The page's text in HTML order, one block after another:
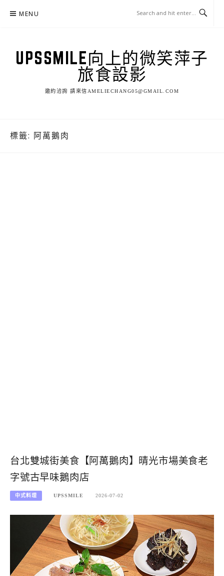
MENU
UPSSMILE向上的微笑萍子
旅食設影
邀約洽詢 請來信AMELIECHANG05@GMAIL.COM
標籤: 阿萬鵝肉
台北雙城街美食【阿萬鵝肉】晴光市場美食老
字號古早味鵝肉店
中式料理 UPSSMILE 2026-07-02